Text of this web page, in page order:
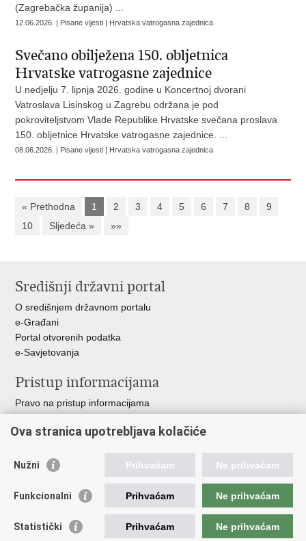
(Zagrebačka županija) ...
12.06.2026. | Pisane vijesti | Hrvatska vatrogasna zajednica
Svečano obilježena 150. obljetnica
Hrvatske vatrogasne zajednice
U nedjelju 7. lipnja 2026. godine u Koncertnoj dvorani
Vatroslava Lisinskog u Zagrebu održana je pod
pokroviteljstvom Vlade Republike Hrvatske svečana proslava
150. obljetnice Hrvatske vatrogasne zajednice. ...
08.06.2026. | Pisane vijesti | Hrvatska vatrogasna zajednica
« Prethodna 1 2 3 4 5 6 7 8
9
10
Sljedeća » »»
Središnji državni portal
O središnjem državnom portalu
e-Građani
Portal otvorenih podatka
e-Savjetovanja
Pristup informacijama
Pravo na pristup informacijama
Pozivi za žurnu pomoć
Važne poveznice
Vlada RH
Muzej hrvatskog vatrogastva
Ova stranica upotrebljava kolačiće
Nužni Prihvaćam Ne prihvaćam
Funkcionalni Prihvaćam Ne prihvaćam
Statistički Prihvaćam Ne prihvaćam